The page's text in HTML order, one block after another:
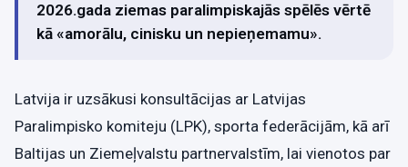
2026.gada ziemas paralimpiskajās spēlēs vērtē
kā «amorālu, cinisku un nepieņemamu».
Latvija ir uzsākusi konsultācijas ar Latvijas
Paralimpisko komiteju (LPK), sporta federācijām, kā arī
Baltijas un Ziemeļvalstu partnervalstīm, lai vienotos par